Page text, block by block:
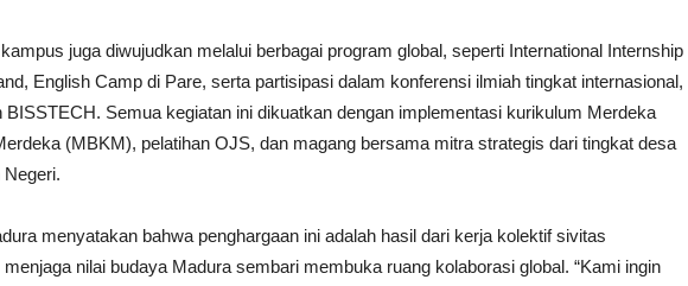
juga diwujudkan melalui berbagai program global, seperti International Internship
English Camp di Pare, serta partisipasi dalam konferensi ilmiah tingkat internasional,
BISSTECH. Semua kegiatan ini dikuatkan dengan implementasi kurikulum Merdeka
(MBKM), pelatihan OJS, dan magang bersama mitra strategis dari tingkat desa
menyatakan bahwa penghargaan ini adalah hasil dari kerja kolektif sivitas
nilai budaya Madura sembari membuka ruang kolaborasi global. “Kami ingin